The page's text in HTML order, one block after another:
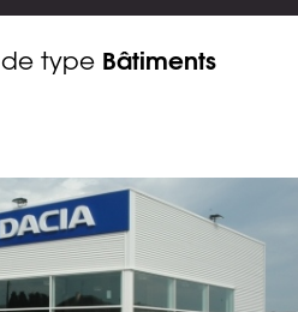
de type Bâtiments